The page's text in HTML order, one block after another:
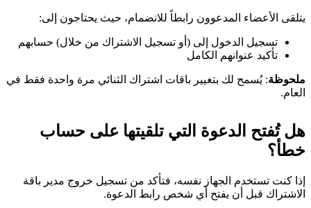
يتلقى الأعضاء المدعوون رابطاً للانضمام، حيث يحتاجون إلى:
تسجيل الدخول إلى (أو تسجيل الاشتراك من خلال) حسابهم
تأكيد عنوانهم الكامل
ملحوظة: يُسمح لك بتغيير باقات اشتراك الثنائي مرة واحدة فقط في
العام.
هل تُفتح الدعوة التي تلقيتها على حساب
خطأ؟
إذا كنت تستخدم الجهاز نفسه، فتأكد من تسجيل خروج مدير باقة
الاشتراك قبل أن يفتح أي شخص رابط الدعوة.